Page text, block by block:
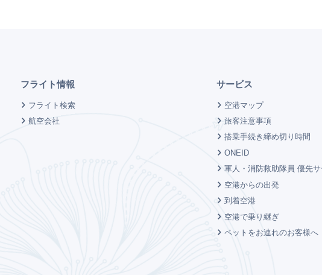
フライト情報
フライト検索
航空会社
サービス
空港マップ
旅客注意事項
搭乗手続き締め切り時間
ONEID
軍人・消防救助隊員 優先
空港からの出発
到着空港
空港で乗り継ぎ
ペットをお連れのお客様へ